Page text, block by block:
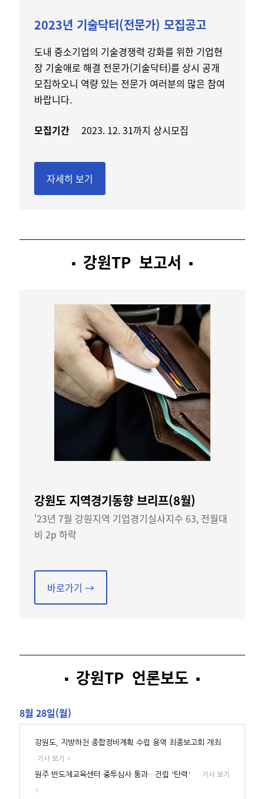
2023년 기술닥터(전문가) 모집공고
도내 중소기업의 기술경쟁력 강화를 위한 기업현
장 기술애로 해결 전문가(기술닥터)를 상시 공개
모집하오니 역량 있는 전문가 여러분의 많은 참여
바랍니다.
모집기간 2023. 12. 31까지 상시모집
자세히 보기
▪️ 강원TP 보고서 ▪️
강원도 지역경기동향 브리프(8월)
'23년 7월 강원지역 기업경기실사지수 63, 전월대
비 2p 하락
바로가기 →
▪️ 강원TP 언론보도 ▪️
8월 28일(월)
강원도, 지방하천 종합정비계획 수립 용역 최종보고회 개최
기사 보기 >
원주 반도체교육센터 중투심사 통과…건립 '탄력' 기사 보기
>